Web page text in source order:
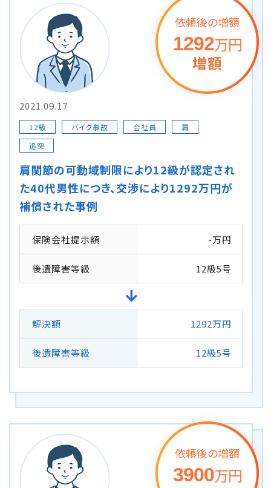
詳しくはこちら
2021.09.17
12級 バイク事故 会社員
肩
追突
肩関節の可動域制限により12級が認定され
た40代男性につき、交渉により1292万円が
補償された事例
保険会社提示額 -万円
後遺障害等級 12級5号
解決額 1292万円
後遺障害等級 12級5号
依頼後の増額
1292万円
増額
依頼後の増額
3900万円